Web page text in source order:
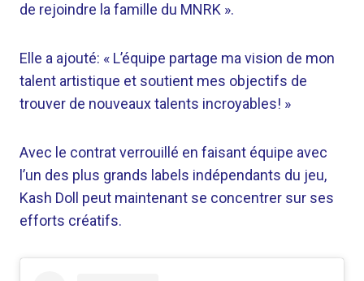
de rejoindre la famille du MNRK ».
Elle a ajouté: « L’équipe partage ma vision de mon
talent artistique et soutient mes objectifs de
trouver de nouveaux talents incroyables! »
Avec le contrat verrouillé en faisant équipe avec
l’un des plus grands labels indépendants du jeu,
Kash Doll peut maintenant se concentrer sur ses
efforts créatifs.